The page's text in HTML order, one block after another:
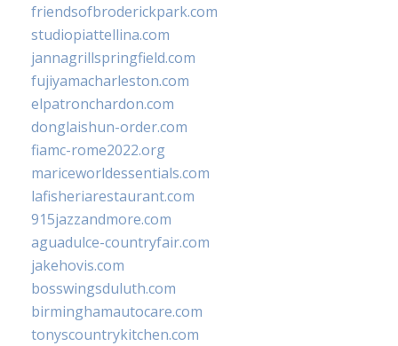
friendsofbroderickpark.com
studiopiattellina.com
jannagrillspringfield.com
fujiyamacharleston.com
elpatronchardon.com
donglaishun-order.com
fiamc-rome2022.org
mariceworldessentials.com
lafisheriarestaurant.com
915jazzandmore.com
aguadulce-countryfair.com
jakehovis.com
bosswingsduluth.com
birminghamautocare.com
tonyscountrykitchen.com